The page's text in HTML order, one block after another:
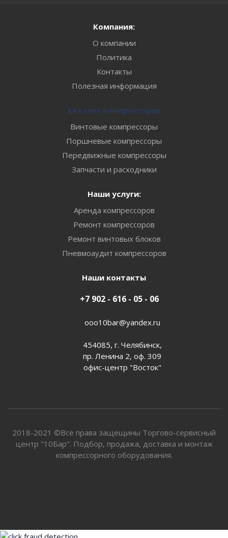
Компания:
О компании
Политика
Контакты
Полезная информация
Каталог компрессоров
Винтовые компрессоры
Поршневые компрессоры
Передвижные компрессоры
Запчасти и расходники
Наши услуги:
Аренда компрессоров
Ремонт компрессоров
Ремонт винтовых блоков
Пневмоаудит компрессоров
Наши контакты
+7 902 - 616 - 05 - 06
ooo10bar@yandex.ru
454085, г. Челябинск,
пр. Ленина 2, оф. 309
офис-центр "Восток"
2018-2021 ©Все права защещины Торгово-сервисный
центр "10Бар". Подбор, продажа, доставка и монтаж
компрессорного оборудования.